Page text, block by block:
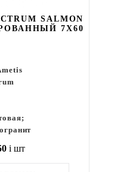
SALMON
7X60
i шт